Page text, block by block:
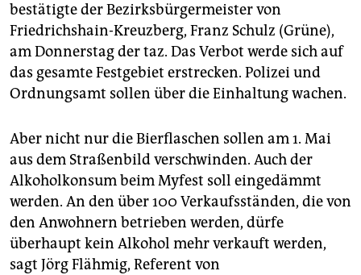
bestätigte der Bezirksbürgermeister von
Friedrichshain-Kreuzberg, Franz Schulz (Grüne),
am Donnerstag der taz. Das Verbot werde sich auf
das gesamte Festgebiet erstrecken. Polizei und
Ordnungsamt sollen über die Einhaltung wachen.
Aber nicht nur die Bierflaschen sollen am 1. Mai
aus dem Straßenbild verschwinden. Auch der
Alkoholkonsum beim Myfest soll eingedämmt
werden. An den über 100 Verkaufsständen, die von
den Anwohnern betrieben werden, dürfe
überhaupt kein Alkohol mehr verkauft werden,
sagt Jörg Flähmig, Referent von